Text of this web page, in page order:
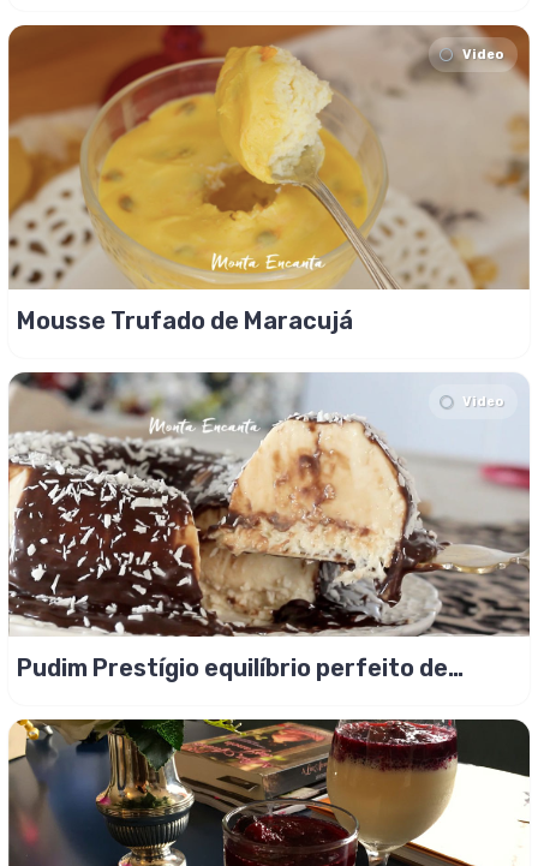
Video
Mousse Trufado de Maracujá
Video
Pudim Prestígio equilíbrio perfeito de